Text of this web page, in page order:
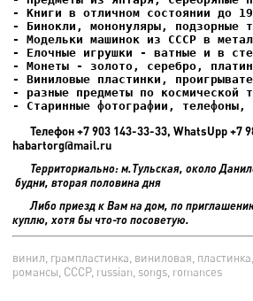
- Старинные фотографии,
Телефон +7 903 143-33-33, WhatsUpp
habartorg@mail.ru
Территориально: м.Тульская, около
будни, вторая половина дня
Либо приезд к Вам на дом, по
куплю, хотя бы что-то посоветую.
винил, грампластинка, виниловая,
романсы, СССР, russian, songs, romances